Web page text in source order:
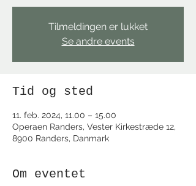
Tilmeldingen er lukket
Se andre events
Tid og sted
11. feb. 2024, 11.00 – 15.00
Operaen Randers, Vester Kirkestræde 12,
8900 Randers, Danmark
Om eventet